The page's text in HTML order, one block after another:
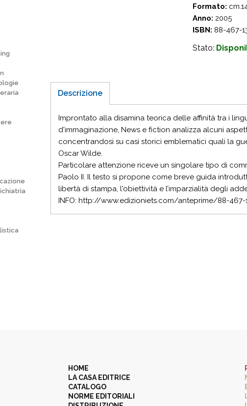
Formato:
Anno: 2005
ISBN: 88-467-
Stato:
Descrizione
Improntato alla disamina teorica delle affinità tra i
d'immaginazione, News e fiction analizza alcuni
concentrandosi su casi storici emblematici quali la
Oscar Wilde.
Particolare attenzione riceve un singolare tipo di
Paolo II. Il testo si propone come breve guida
libertà di stampa, l'obiettività e l’imparzialità degli
INFO: http://www.edizioniets.com/anteprime/88-467-
HOME
LA CASA EDITRICE
CATALOGO
NORME EDITORIALI